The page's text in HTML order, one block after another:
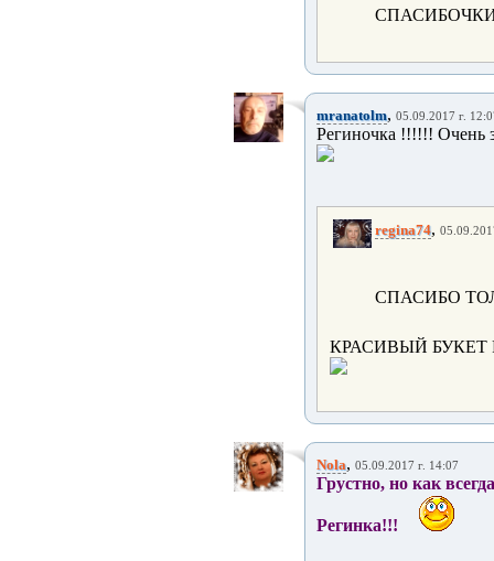
mranatolm, 05.09.2017 г.
Региночка !!!!!! Очень
regina74,
СПАСИБО
КРАСИВЫЙ БУКЕТ
Nola, 05.09.2017 г. 14:07
Грустно, но как
Регинка!!!